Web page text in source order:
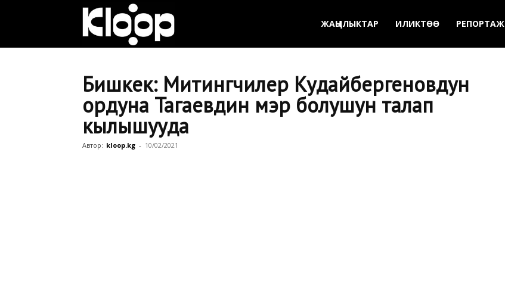
ЖАҢЫЛЫКТАР ИЛИКТӨӨ РЕПОРТАЖ
Бишкек: Митингчилер Кудайбергеновдун
ордуна Тагаевдин мэр болушун талап
кылышууда
Автор: kloop.kg - 10/02/2021